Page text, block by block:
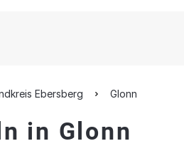
Ebersberg Glonn
in Glonn